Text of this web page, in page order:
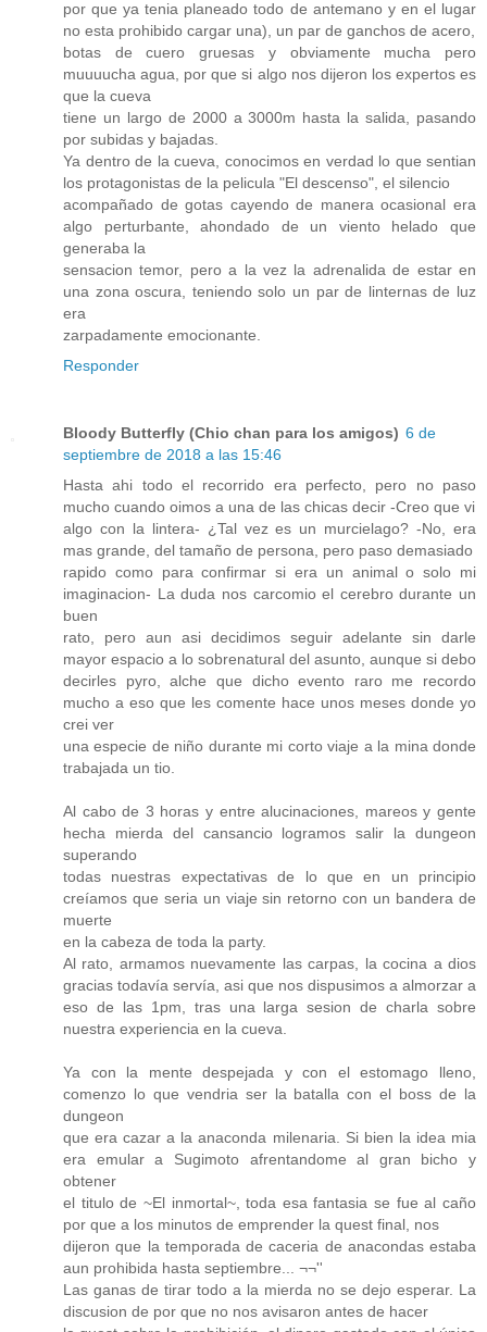
por que ya tenia planeado todo de antemano y en el lugar
no esta prohibido cargar una), un par de ganchos de acero,
botas de cuero gruesas y obviamente mucha pero
muuuucha agua, por que si algo nos dijeron los expertos es
que la cueva
tiene un largo de 2000 a 3000m hasta la salida, pasando
por subidas y bajadas.
Ya dentro de la cueva, conocimos en verdad lo que sentian
los protagonistas de la pelicula "El descenso", el silencio
acompañado de gotas cayendo de manera ocasional era
algo perturbante, ahondado de un viento helado que
generaba la
sensacion temor, pero a la vez la adrenalida de estar en
una zona oscura, teniendo solo un par de linternas de luz
era
zarpadamente emocionante.
Responder
Bloody Butterfly (Chio chan para los amigos) 6 de
septiembre de 2018 a las 15:46
Hasta ahi todo el recorrido era perfecto, pero no paso
mucho cuando oimos a una de las chicas decir -Creo que vi
algo con la lintera- ¿Tal vez es un murcielago? -No, era
mas grande, del tamaño de persona, pero paso demasiado
rapido como para confirmar si era un animal o solo mi
imaginacion- La duda nos carcomio el cerebro durante un
buen
rato, pero aun asi decidimos seguir adelante sin darle
mayor espacio a lo sobrenatural del asunto, aunque si debo
decirles pyro, alche que dicho evento raro me recordo
mucho a eso que les comente hace unos meses donde yo
crei ver
una especie de niño durante mi corto viaje a la mina donde
trabajada un tio.
Al cabo de 3 horas y entre alucinaciones, mareos y gente
hecha mierda del cansancio logramos salir la dungeon
superando
todas nuestras expectativas de lo que en un principio
creíamos que seria un viaje sin retorno con un bandera de
muerte
en la cabeza de toda la party.
Al rato, armamos nuevamente las carpas, la cocina a dios
gracias todavía servía, asi que nos dispusimos a almorzar a
eso de las 1pm, tras una larga sesion de charla sobre
nuestra experiencia en la cueva.
Ya con la mente despejada y con el estomago lleno,
comenzo lo que vendria ser la batalla con el boss de la
dungeon
que era cazar a la anaconda milenaria. Si bien la idea mia
era emular a Sugimoto afrentandome al gran bicho y
obtener
el titulo de ~El inmortal~, toda esa fantasia se fue al caño
por que a los minutos de emprender la quest final, nos
dijeron que la temporada de caceria de anacondas estaba
aun prohibida hasta septiembre... ¬¬''
Las ganas de tirar todo a la mierda no se dejo esperar. La
discusion de por que no nos avisaron antes de hacer